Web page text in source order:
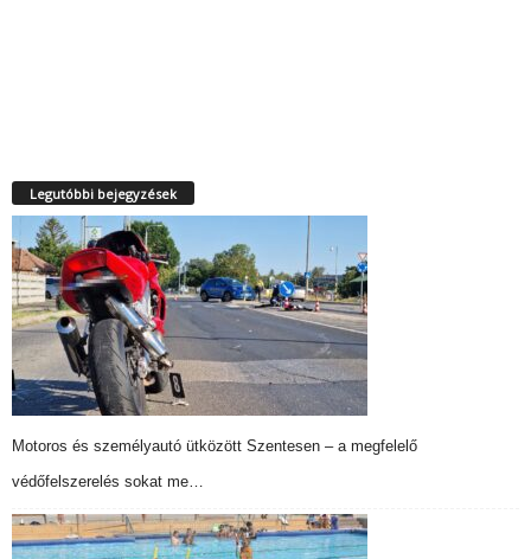
Legutóbbi bejegyzések
Motoros és személyautó ütközött Szentesen – a megfelelő
védőfelszerelés sokat me…